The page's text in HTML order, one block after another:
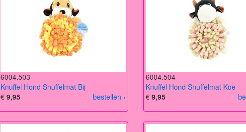
6004.503
Knuffel Hond Snuffelmat Bij
bestellen ›
€ 9,95
6004.504
Knuffel Hond Snuffelmat Koe
€ 9,95